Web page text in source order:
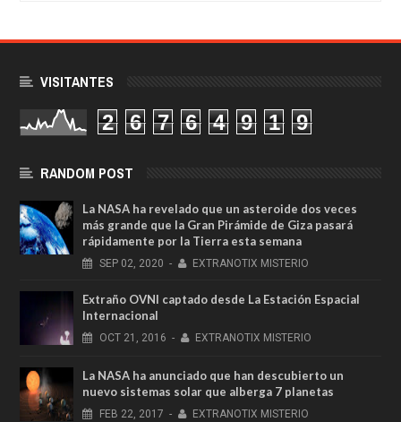
VISITANTES
2 6 7 6 4 9 1 9
RANDOM POST
La NASA ha revelado que un asteroide dos veces
más grande que la Gran Pirámide de Giza pasará
rápidamente por la Tierra esta semana
SEP 02, 2020 - EXTRANOTIX MISTERIO
Extraño OVNI captado desde La Estación Espacial
Internacional
OCT 21, 2016 - EXTRANOTIX MISTERIO
La NASA ha anunciado que han descubierto un
nuevo sistemas solar que alberga 7 planetas
FEB 22, 2017 - EXTRANOTIX MISTERIO